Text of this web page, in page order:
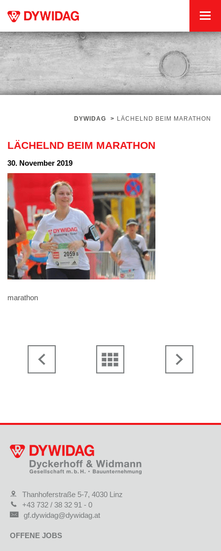
DYWIDAG > LÄCHELND BEIM MARATHON
LÄCHELND BEIM MARATHON
30. November 2019
marathon
Thanhoferstraße 5-7, 4030 Linz
+43 732 / 38 32 91 - 0
gf.dywidag@dywidag.at
OFFENE JOBS